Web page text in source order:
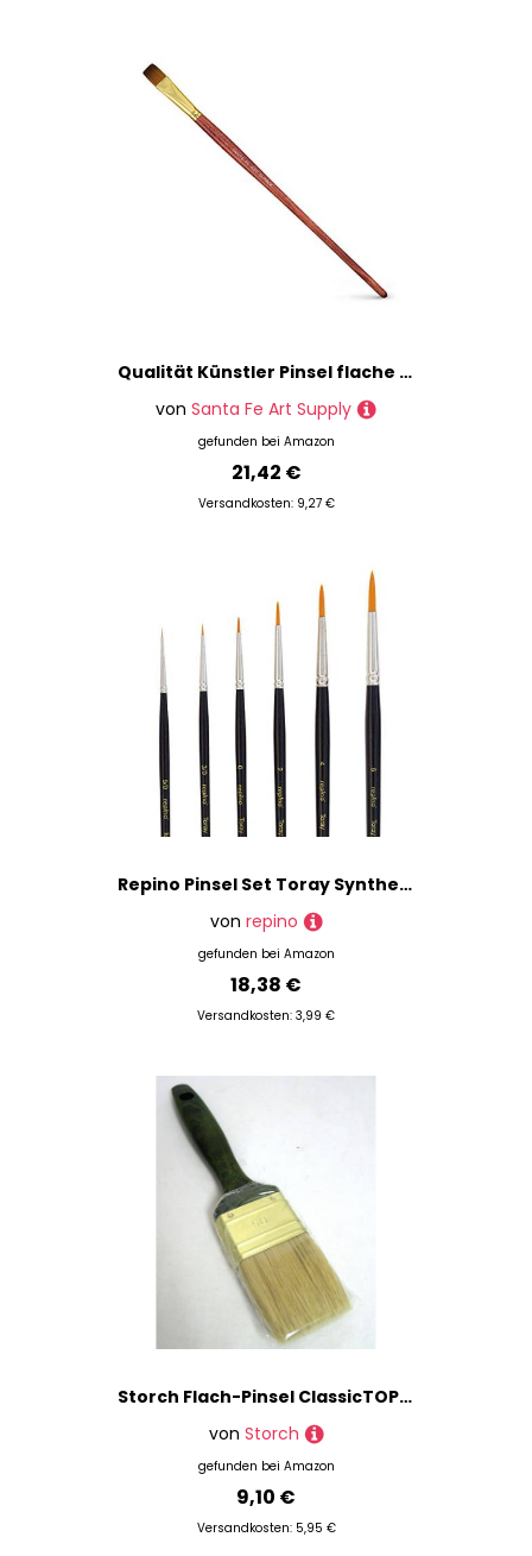
Zeichenbretter & -platten
Qualität Künstler Pinsel flache synthetische Pinsel Spitze Größe 9. Acryl Öl Aquarell & Face Paint. Lange Griff Ersatz Pinsel
von Santa Fe Art Supply
gefunden bei Amazon
21,42 €
Versandkosten: 9,27 €
Repino Pinsel Set Toray Synthetikhaar Künstlerpinsel - Grösse 5/0, 3/0, 0, 2, 4, 6
von repino
gefunden bei Amazon
18,38 €
Versandkosten: 3,99 €
Storch Flach-Pinsel ClassicTOP Mix Verschiedene Ausführungen (50 mm)
von Storch
gefunden bei Amazon
9,10 €
Versandkosten: 5,95 €